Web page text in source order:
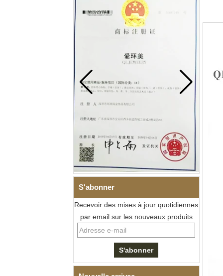
S'abonner
Recevoir des mises à jour quotidiennes
par email sur les nouveaux produits
Bague en carbure de
géométrique confortable de 8
Bague en carbure de
tungstène pour hommes,
facettes de 8mm, bijoux
minimalistes à coupe
géométrique pour hommes